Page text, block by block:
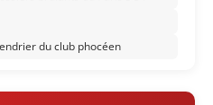
du club phocéen